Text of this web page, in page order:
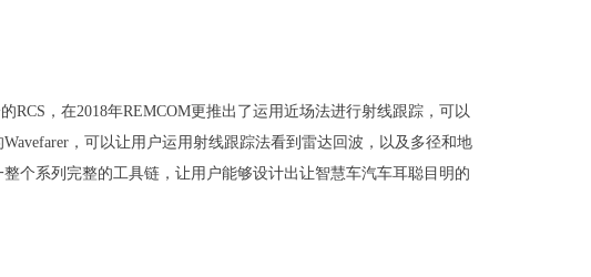
，在2018年REMCOM更推出了运用近场法进行射线跟踪，可以
，可以让用户运用射线跟踪法看到雷达回波，以及多径和地
个系列完整的工具链，让用户能够设计出让智慧车汽车耳聪目明的